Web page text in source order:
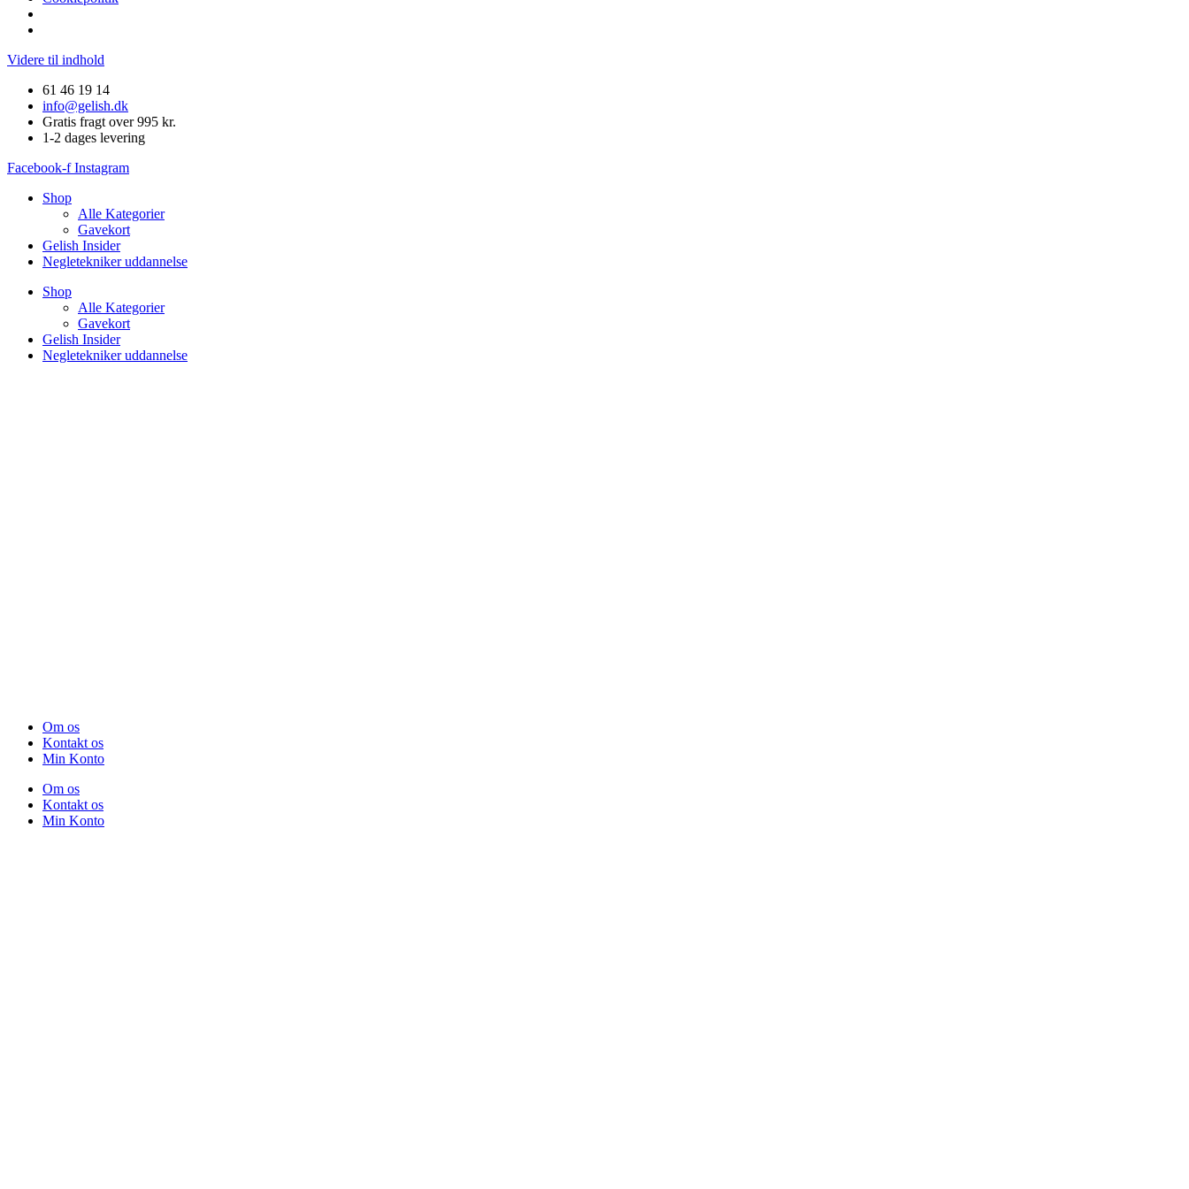
Videre til indhold
61 46 19 14
info@gelish.dk
Gratis fragt over 995 kr.
1-2 dages levering
Facebook-f Instagram
Shop
Alle Kategorier
Gavekort
Gelish Insider
Negletekniker uddannelse
Shop
Alle Kategorier
Gavekort
Gelish Insider
Negletekniker uddannelse
Om os
Kontakt os
Min Konto
Om os
Kontakt os
Min Konto